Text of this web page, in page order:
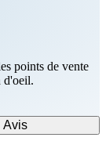
points de vente
d'oeil.
Avis